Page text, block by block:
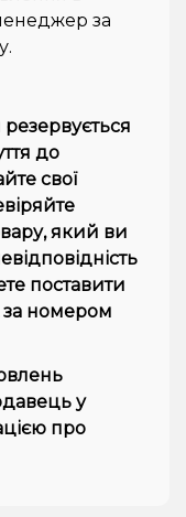
за
до
свої
який ви
поставити
за номером
у
про